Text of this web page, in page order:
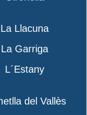
La Llacuna
La Garriga
L´Estany
del Vallès